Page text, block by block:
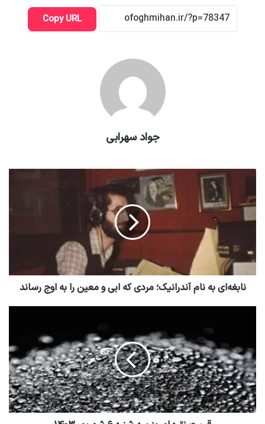
Copy URL
جواد سهرابی
نابغه‌ای به نام آندرانیک؛ مردی که ابی و معین را به اوج رساند